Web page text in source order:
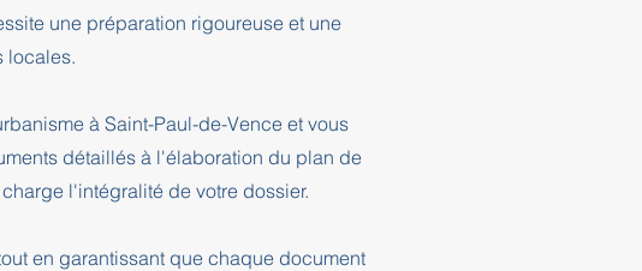
une préparation rigoureuse et une
locales.
à Saint-Paul-de-Vence et vous
détaillés à l'élaboration du plan de
l'intégralité de votre dossier.
en garantissant que chaque document